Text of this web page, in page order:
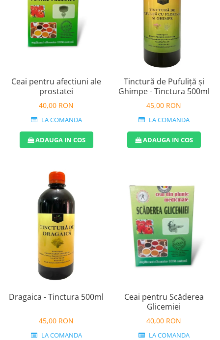
Remedii naturiste
Ceaiuri medicinale
Tincturi si siropuri
Ceai pentru afectiuni ale
prostatei
40,00 RON
LA COMANDA
ADAUGA IN COS
Tinctură de Pufuliță și
Ghimpe - Tinctura 500ml
45,00 RON
LA COMANDA
ADAUGA IN COS
Dragaica - Tinctura 500ml
45,00 RON
LA COMANDA
Ceai pentru Scăderea
Glicemiei
40,00 RON
LA COMANDA